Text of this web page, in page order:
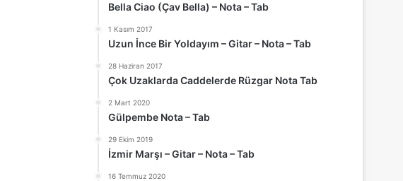
Bella Ciao (Çav Bella) – Nota – Tab
1 Kasım 2017
Uzun İnce Bir Yoldayım – Gitar – Nota – Tab
28 Haziran 2017
Çok Uzaklarda Caddelerde Rüzgar Nota Tab
2 Mart 2020
Gülpembe Nota – Tab
29 Ekim 2019
İzmir Marşı – Gitar – Nota – Tab
16 Temmuz 2020